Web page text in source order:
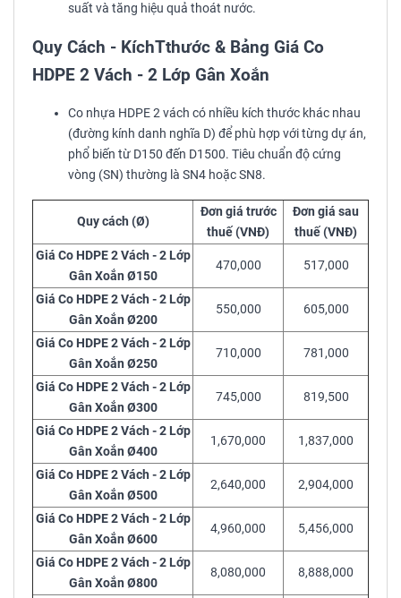
suất và tăng hiệu quả thoát nước.
Quy Cách - KíchTthước & Bảng Giá Co
HDPE 2 Vách - 2 Lớp Gân Xoắn
Co nhựa HDPE 2 vách có nhiều kích thước khác nhau
(đường kính danh nghĩa D) để phù hợp với từng dự án,
phổ biến từ D150 đến D1500. Tiêu chuẩn độ cứng
vòng (SN) thường là SN4 hoặc SN8.
Quy cách (Ø)
Đơn giá trước
thuế (VNĐ)
Đơn giá sau
thuế (VNĐ)
Giá Co HDPE 2 Vách - 2 Lớp
Gân Xoắn Ø150
470,000 517,000
Giá Co HDPE 2 Vách - 2 Lớp
Gân Xoắn Ø200
550,000 605,000
Giá Co HDPE 2 Vách - 2 Lớp
Gân Xoắn Ø250
710,000 781,000
Giá Co HDPE 2 Vách - 2 Lớp
Gân Xoắn Ø300
745,000 819,500
Giá Co HDPE 2 Vách - 2 Lớp
Gân Xoắn Ø400
1,670,000 1,837,000
Giá Co HDPE 2 Vách - 2 Lớp
Gân Xoắn Ø500
2,640,000 2,904,000
Giá Co HDPE 2 Vách - 2 Lớp
Gân Xoắn Ø600
4,960,000 5,456,000
Giá Co HDPE 2 Vách - 2 Lớp
Gân Xoắn Ø800
8,080,000 8,888,000